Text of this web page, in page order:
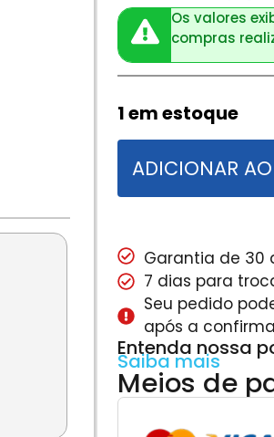
Os valores
compras
1 em estoque
ADICIONAR
Garantia de 30
7 dias para
Seu pedido
após a
Entenda nossa
Saiba mais
Meios de